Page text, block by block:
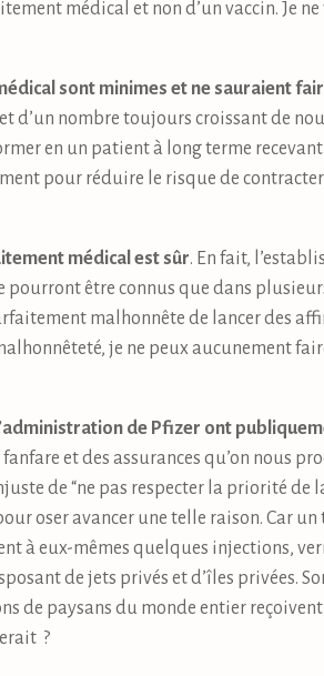
médical et non d’un vaccin. Je
sont minimes et ne sauraient
nombre toujours croissant de
en un patient à long terme
pour réduire le risque de contracter
médical est sûr. En fait,
être connus que dans
malhonnête de lancer des
je ne peux aucunement
de Pfizer ont
et des assurances qu’on nous
de “ne pas respecter la priorité de
oser avancer une telle raison. Car un
à eux-mêmes quelques injections,
de jets privés et d’îles privées.
de paysans du monde entier
?